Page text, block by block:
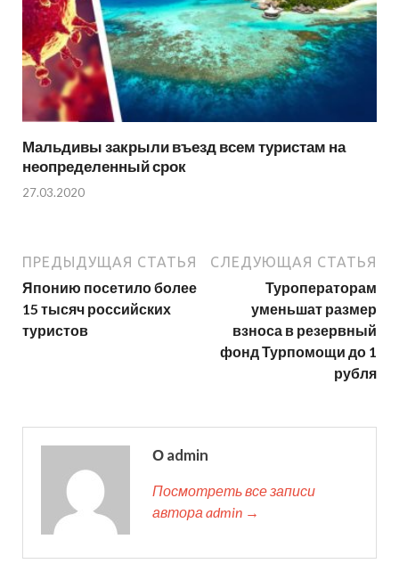
Мальдивы закрыли въезд всем туристам на
неопределенный срок
27.03.2020
ПРЕДЫДУЩАЯ СТАТЬЯ
Японию посетило более
15 тысяч российских
туристов
СЛЕДУЮЩАЯ СТАТЬЯ
Туроператорам
уменьшат размер
взноса в резервный
фонд Турпомощи до 1
рубля
О admin
Посмотреть все записи
автора admin →